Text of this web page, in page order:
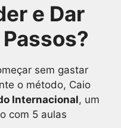
e Dar
sem gastar
o método, Caio
Internacional, um
com 5 aulas